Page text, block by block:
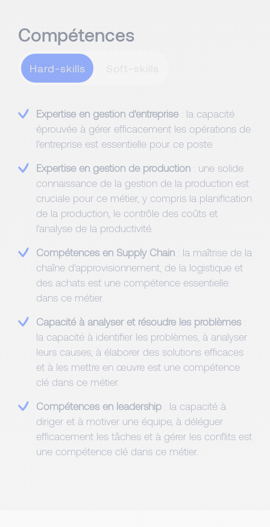
Compétences
Hard-skills
Expertise en gestion d'entreprise : la capacité
éprouvée à gérer efficacement les opérations de
l'entreprise est essentielle pour ce poste.
Expertise en gestion de production : une solide
connaissance de la gestion de la production est
cruciale pour ce métier, y compris la planification
de la production, le contrôle des coûts et
l'analyse de la productivité.
Compétences en Supply Chain : la maîtrise de la
chaîne d'approvisionnement, de la logistique et
des achats est une compétence essentielle
dans ce métier.
Capacité à analyser et résoudre les problèmes :
la capacité à identifier les problèmes, à analyser
leurs causes, à élaborer des solutions efficaces
et à les mettre en œuvre est une compétence
clé dans ce métier.
Compétences en leadership : la capacité à
diriger et à motiver une équipe, à déléguer
efficacement les tâches et à gérer les conflits est
une compétence clé dans ce métier.